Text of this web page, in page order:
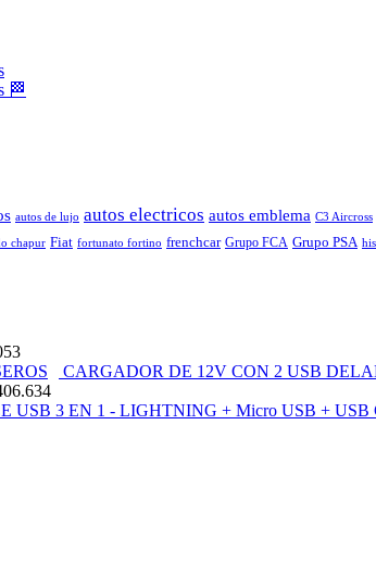
🏁
autos de lujo autos electricos autos emblema C3 Aircross
chapur Fiat fortunato fortino frenchcar Grupo FCA Grupo PSA
CARGADOR DE 12V CON 2 USB
USB 3 EN 1 - LIGHTNING + Micro USB + USB